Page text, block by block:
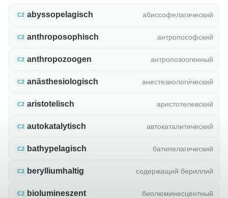
C2 abyssopelagisch абиссофелагический
C2 anthroposophisch антропософский
C2 anthropozoogen антропозоогенный
C2 anästhesiologisch анестезиологи́ческий
C2 aristotelisch аристотелевский
C2 autokatalytisch автокаталитический
C2 bathypelagisch батипелагический
C2 berylliumhaltig содержащий бериллий
C2 biolumineszent биолюминесцентный